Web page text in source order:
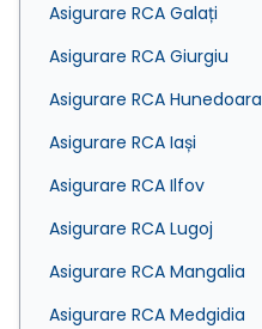
Asigurare RCA Galați
Asigurare RCA Giurgiu
Asigurare RCA Hunedoara
Asigurare RCA Iași
Asigurare RCA Ilfov
Asigurare RCA Lugoj
Asigurare RCA Mangalia
Asigurare RCA Medgidia